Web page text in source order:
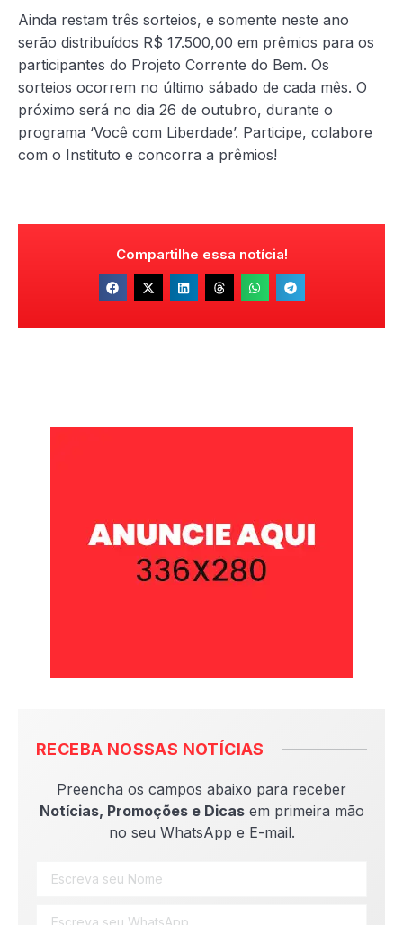
Ainda restam três sorteios, e somente neste ano
serão distribuídos R$ 17.500,00 em prêmios para os
participantes do Projeto Corrente do Bem. Os
sorteios ocorrem no último sábado de cada mês. O
próximo será no dia 26 de outubro, durante o
programa ‘Você com Liberdade’. Participe, colabore
com o Instituto e concorra a prêmios!
Compartilhe essa notícia!
RECEBA NOSSAS NOTÍCIAS
Preencha os campos abaixo para receber
Notícias, Promoções e Dicasem primeira mão
no seu WhatsApp e E-mail.